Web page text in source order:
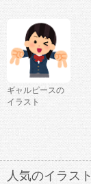
ギャルピースの
イラスト
人気のイラスト